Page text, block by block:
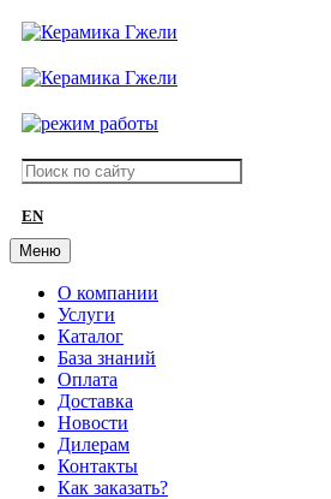
EN
Меню
О компании
Услуги
Каталог
База знаний
Оплата
Доставка
Новости
Дилерам
Контакты
Как заказать?